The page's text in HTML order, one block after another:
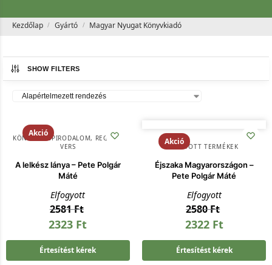
Kezdőlap / Gyártó / Magyar Nyugat Könyvkiadó
SHOW FILTERS
Akció
KÖNYV,SZÉPIRODALOM, REGÉNY,
VERS
A lelkész lánya – Pete Polgár
Máté
Elfogyott
2581Ft
2323 Ft
Értesítést kérek
Akció
KIFUTOTT TERMÉKEK
Éjszaka Magyarországon –
Pete Polgár Máté
Elfogyott
2580Ft
2322 Ft
Értesítést kérek